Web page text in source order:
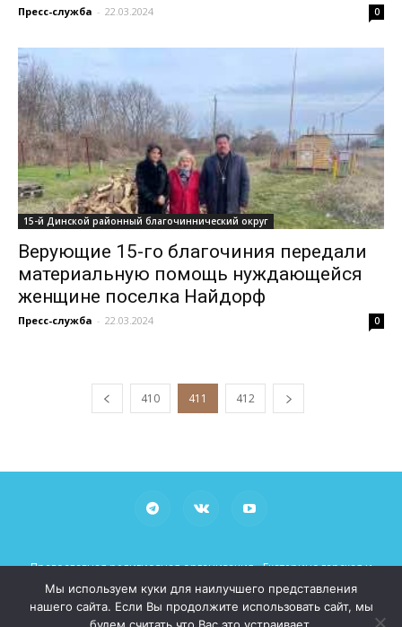
Пресс-служба - 22.03.2024 0
15-й Динской районный благочиннический округ
Верующие 15-го благочиния передали
материальную помощь нуждающейся
женщине поселка Найдорф
Пресс-служба - 22.03.2024 0
410 411 412
Православная религиозная организация «Екатеринодарская и
Кубанская Епархия Русской Православной Церкви (Московский
Патриархат)»
При использовании материалов просьба указывать рабочие
Мы используем куки для наилучшего представления
нашего сайта. Если Вы продолжите использовать сайт, мы